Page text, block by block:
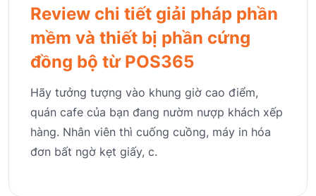
Review chi tiết giải pháp phần
mềm và thiết bị phần cứng
đồng bộ từ POS365
Hãy tưởng tượng vào khung giờ cao điểm,
quán cafe của bạn đang nườm nượp khách xếp
hàng. Nhân viên thì cuống cuồng, máy in hóa
đơn bất ngờ kẹt giấy, c.